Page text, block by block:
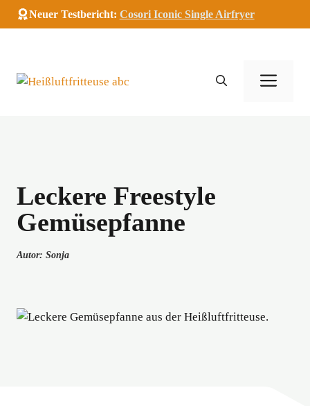
Zum
Inhalt
Neuer Testbericht: Cosori Iconic Single Airfryer
Leckere Freestyle
Gemüsepfanne
Autor: Sonja